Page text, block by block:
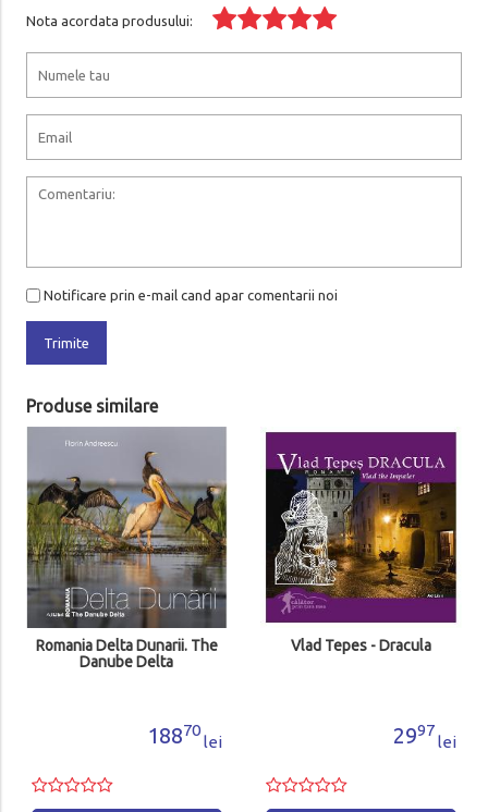
Nota acordata produsului:
Notificare prin e-mail cand apar comentarii noi
Trimite
Produse similare
Romania Delta Dunarii. The
Danube Delta
18870
lei
Vlad Tepes - Dracula
2997
lei